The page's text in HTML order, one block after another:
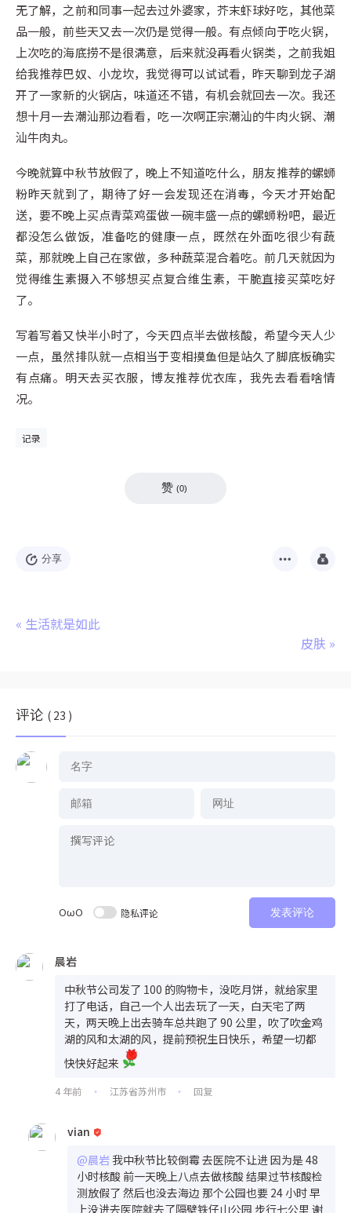
无了解，之前和同事一起去过外婆家，芥末虾球好吃，其他菜
品一般，前些天又去一次仍是觉得一般。有点倾向于吃火锅，
上次吃的海底捞不是很满意，后来就没再看火锅类，之前我姐
给我推荐巴奴、小龙坎，我觉得可以试试看，昨天聊到龙子湖
开了一家新的火锅店，味道还不错，有机会就回去一次。我还
想十月一去潮汕那边看看，吃一次啊正宗潮汕的牛肉火锅、潮
汕牛肉丸。
今晚就算中秋节放假了，晚上不知道吃什么，朋友推荐的螺蛳
粉昨天就到了，期待了好一会发现还在消毒，今天才开始配
送，要不晚上买点青菜鸡蛋做一碗丰盛一点的螺蛳粉吧，最近
都没怎么做饭，准备吃的健康一点，既然在外面吃很少有蔬
菜，那就晚上自己在家做，多种蔬菜混合着吃。前几天就因为
觉得维生素摄入不够想买点复合维生素，干脆直接买菜吃好
了。
写着写着又快半小时了，今天四点半去做核酸，希望今天人少
一点，虽然排队就一点相当于变相摸鱼但是站久了脚底板确实
有点痛。明天去买衣服，博友推荐优衣库，我先去看看啥情
况。
记录
赞 (0)
分享
« 生活就是如此
皮肤 »
评论 ( 23 )
OωO 隐私评论 发表评论
晨岩
中秋节公司发了 100 的购物卡，没吃月饼，就给家里
打了电话，自己一个人出去玩了一天，白天宅了两
天，两天晚上出去骑车总共跑了 90 公里，吹了吹金鸡
湖的风和太湖的风，提前预祝生日快乐，希望一切都
快快好起来
4 年前 • 江苏省苏州市 • 回复
vian
@晨岩我中秋节比较倒霉 去医院不让进 因为是 48
小时核酸 前一天晚上八点去做核酸 结果过节核酸检
测放假了 然后也没去海边 那个公园也要 24 小时 早
上没进去医院就去了隔壁铁仔山公园 步行七公里 谢